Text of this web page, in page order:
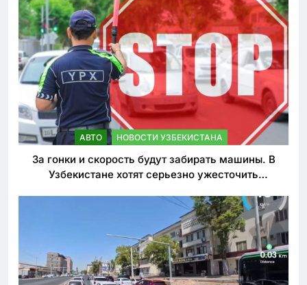
АВТО НОВОСТИ УЗБЕКИСТАНА
За гонки и скорость будут забирать машины. В
Узбекистане хотят серьезно ужесточить